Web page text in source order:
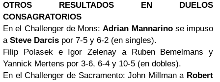
OTROS RESULTADOS EN DUELOS
CONSAGRATORIOS
En el Challenger de Mons:Adrian Mannarinose impuso
a Steve Darcis por 7-5 y 6-2 (en singles).
Filip Polasek e Igor Zelenay a Ruben Bemelmans y
Yannick Mertens por 3-6, 6-4 y 10-5 (en dobles).
En el Challenger de Sacramento: John Millman a Robert